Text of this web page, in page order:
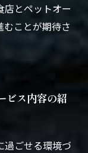
とペットオー
ことが期待さ
ビス内容の紹
過ごせる環境づ